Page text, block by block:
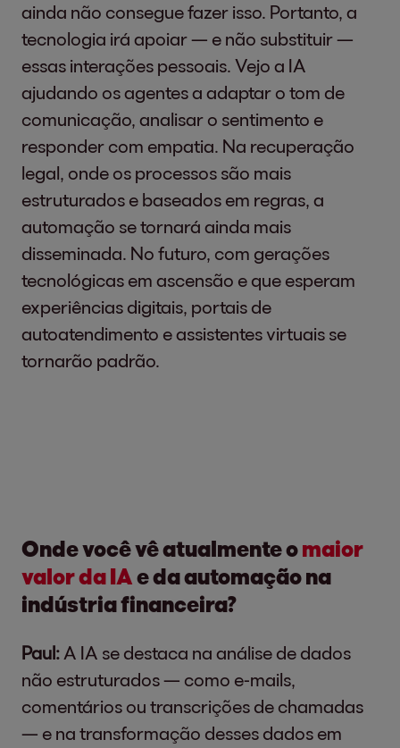
ainda não consegue fazer isso. Portanto, a
tecnologia irá apoiar — e não substituir —
essas interações pessoais. Vejo a IA
ajudando os agentes a adaptar o tom de
comunicação, analisar o sentimento e
responder com empatia. Na recuperação
legal, onde os processos são mais
estruturados e baseados em regras, a
automação se tornará ainda mais
disseminada. No futuro, com gerações
tecnológicas em ascensão e que esperam
experiências digitais, portais de
autoatendimento e assistentes virtuais se
tornarão padrão.
Onde você vê atualmente omaior
valor da IAe da automação na
indústria financeira?
Paul: A IA se destaca na análise de dados
não estruturados — como e-mails,
comentários ou transcrições de chamadas
— e na transformação desses dados em